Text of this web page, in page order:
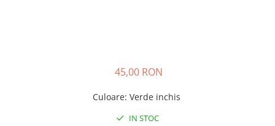
45,00 RON
Culoare: Verde inchis
IN STOC